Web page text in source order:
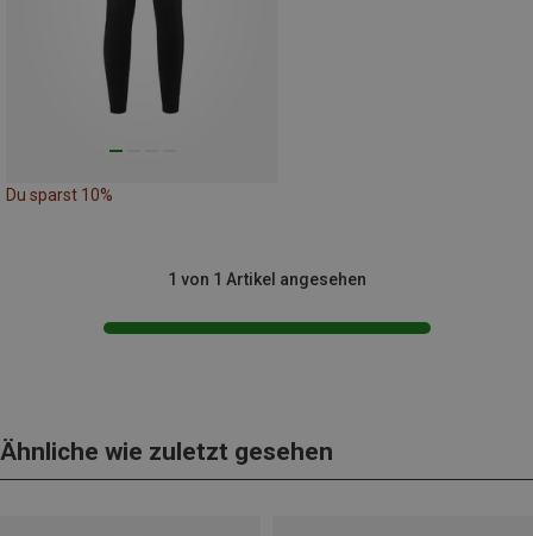
Du sparst 10%
1 von 1 Artikel angesehen
Ähnliche wie zuletzt gesehen